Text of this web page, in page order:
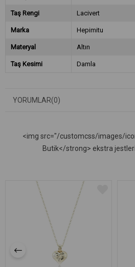
Taş Rengi Lacivert
Marka Hepimitu
Materyal Altın
Taş Kesimi Damla
YORUMLAR(0)
<img src="/customcss/images/
Butik</strong> ekstra